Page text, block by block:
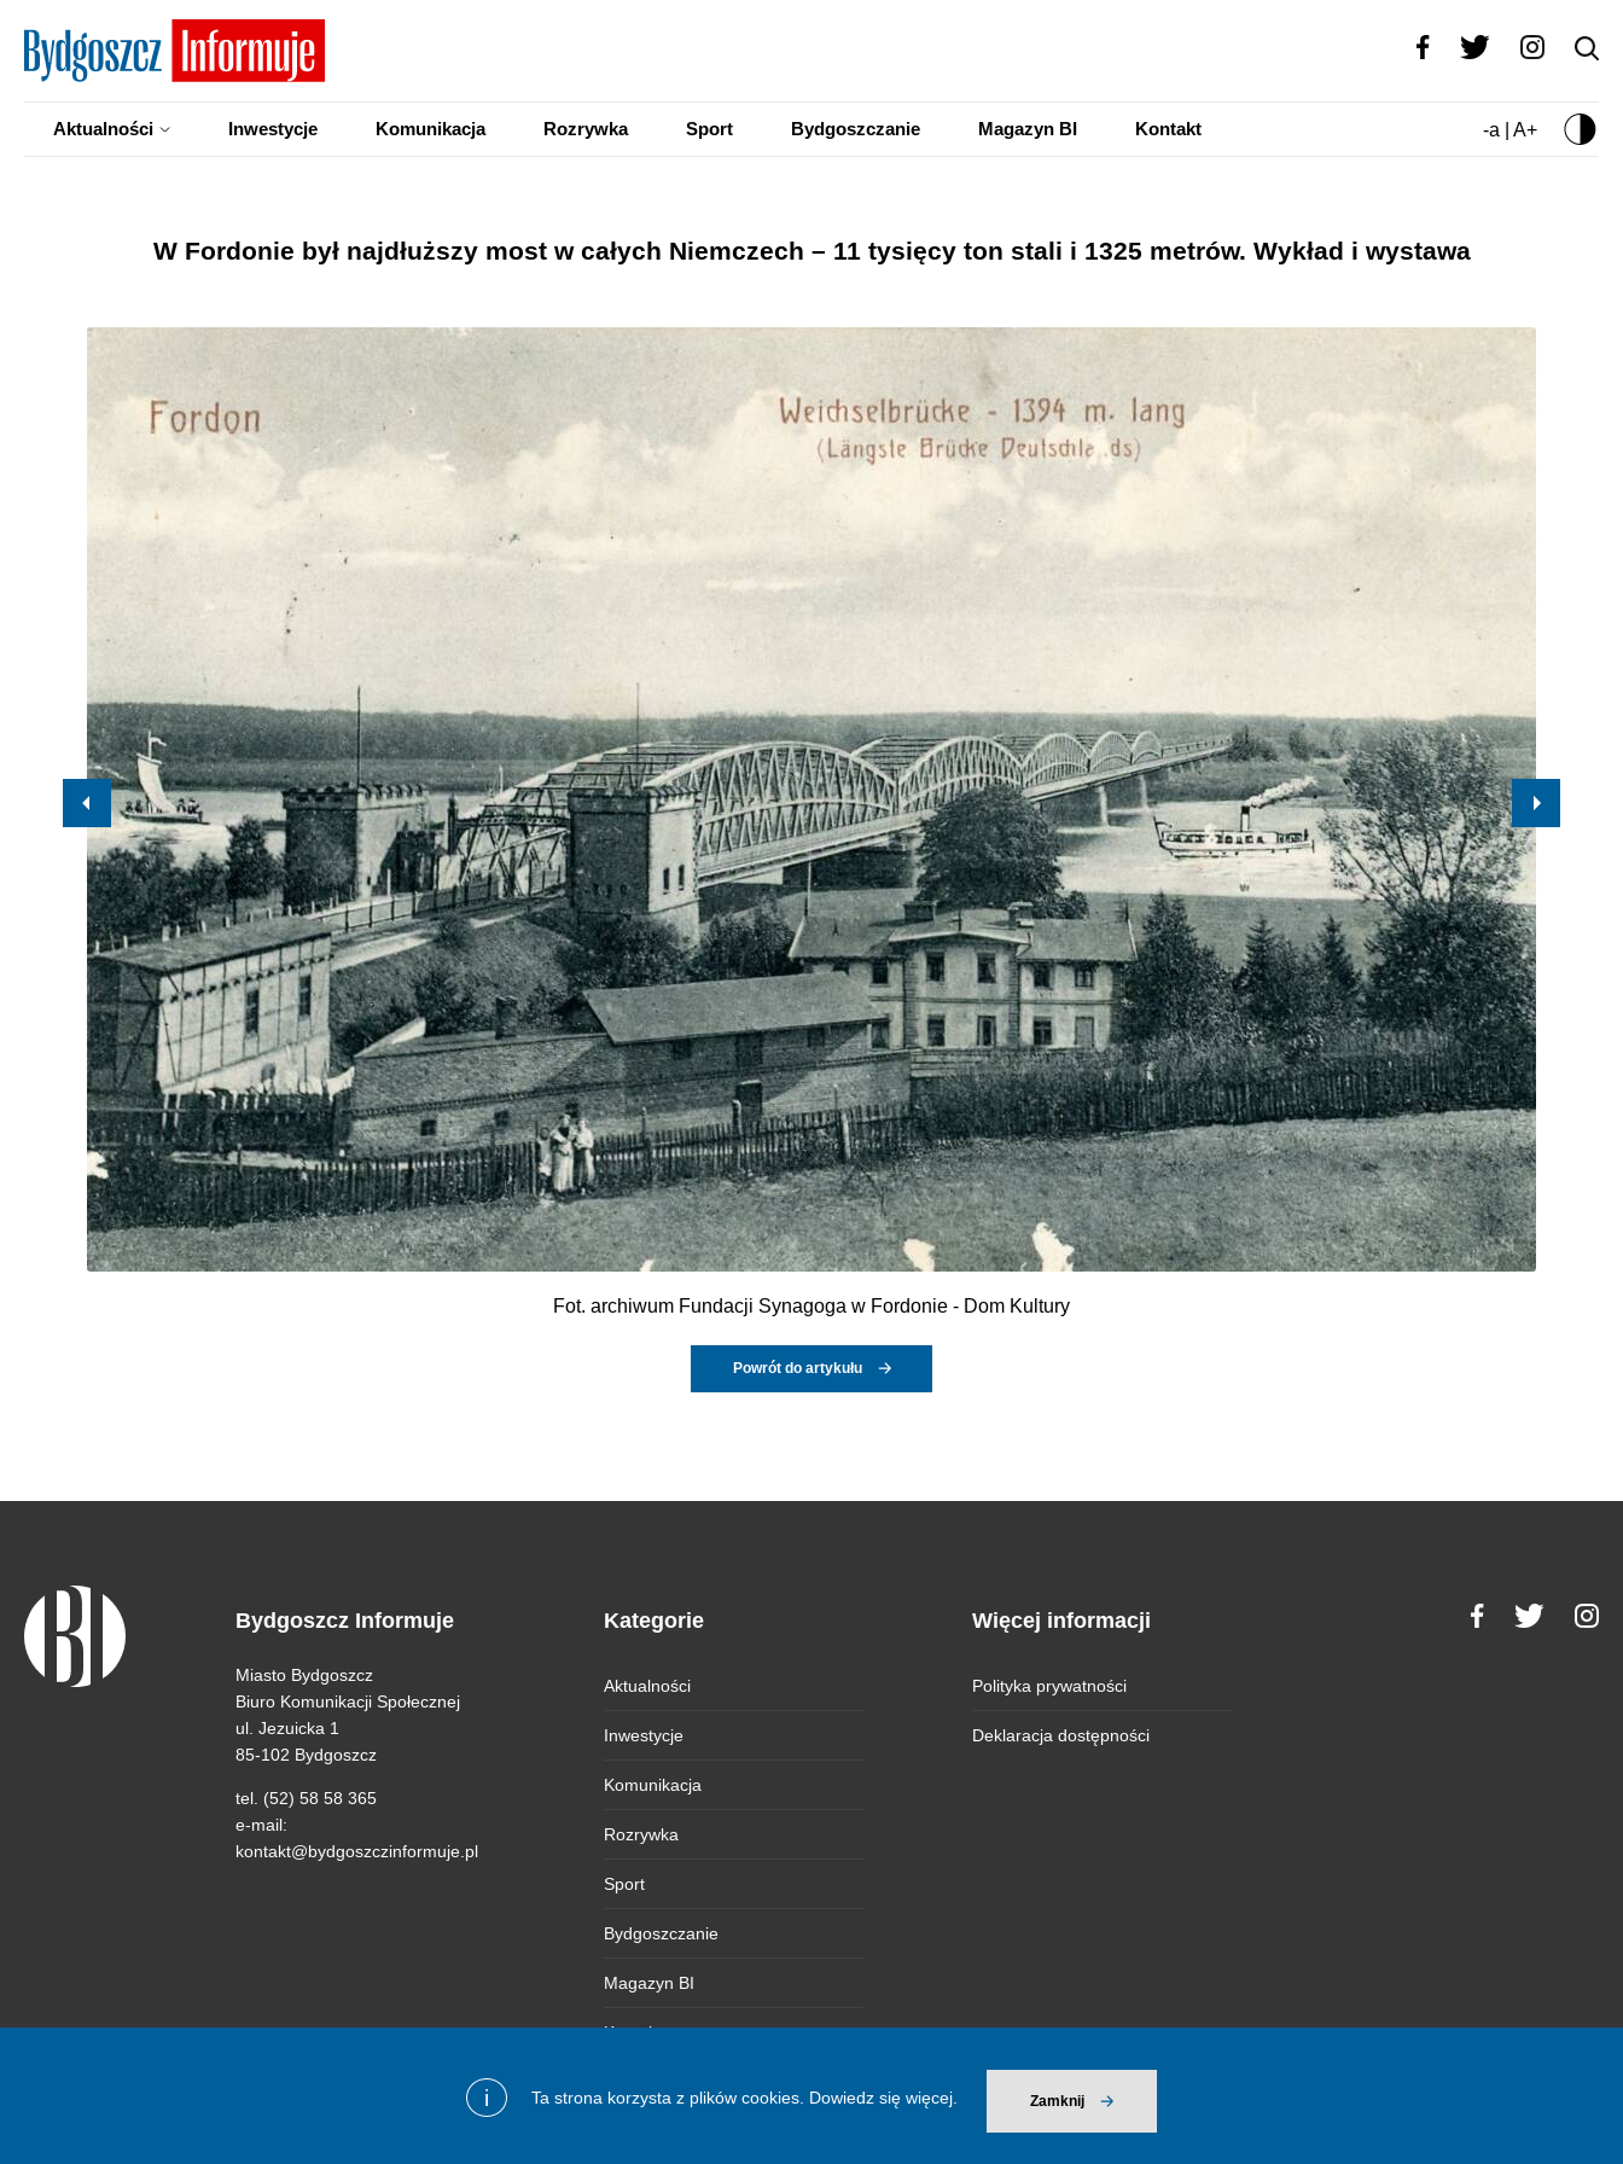
i Ta strona korzysta z plików cookies. Dowiedz się więcej. Zamknij
Aktualności Inwestycje Komunikacja Rozrywka Sport Bydgoszczanie Magazyn BI Kontakt -a | A+
W Fordonie był najdłuższy most w całych Niemczech – 11 tysięcy ton stali i 1325 metrów. Wykład i wystawa
Fot. archiwum Fundacji Synagoga w Fordonie - Dom Kultury
Powrót do artykułu
Bydgoszcz Informuje
Miasto Bydgoszcz
Biuro Komunikacji Społecznej
ul. Jezuicka 1
85-102 Bydgoszcz
tel. (52) 58 58 365
e-mail:
kontakt@bydgoszczinformuje.pl
Kategorie
Aktualności
Inwestycje
Komunikacja
Rozrywka
Sport
Bydgoszczanie
Magazyn BI
Kontakt
Więcej informacji
Polityka prywatności
Deklaracja dostępności